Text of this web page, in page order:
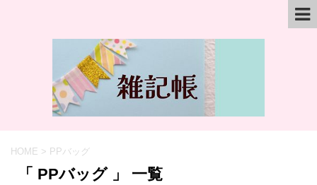
HOME > PPバッグ
「 PPバッグ 」 一覧